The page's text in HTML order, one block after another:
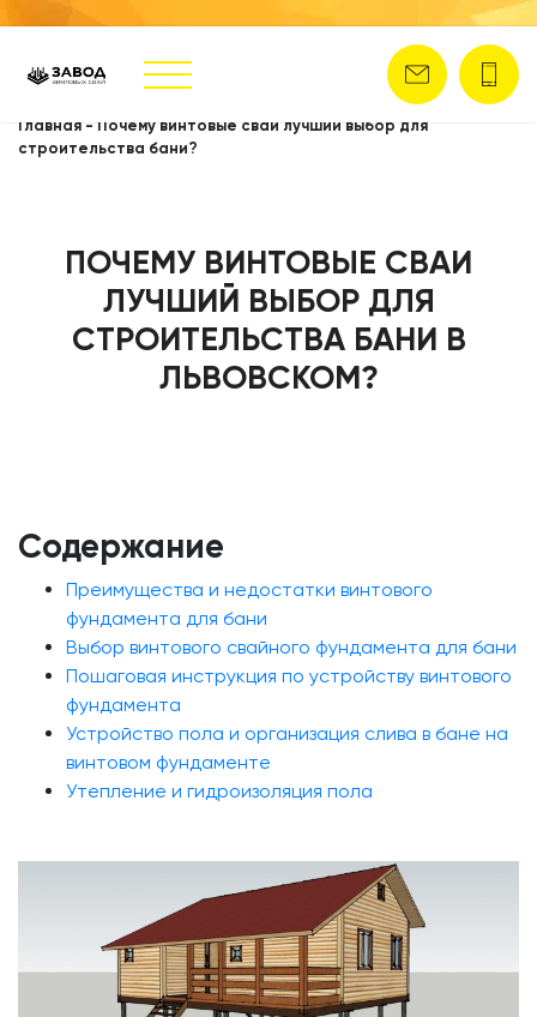
Главная - Почему винтовые сваи лучший выбор для
строительства бани?
ПОЧЕМУ ВИНТОВЫЕ СВАИ
ЛУЧШИЙ ВЫБОР ДЛЯ
СТРОИТЕЛЬСТВА БАНИ В
ЛЬВОВСКОМ?
Содержание
Преимущества и недостатки винтового
фундамента для бани
Выбор винтового свайного фундамента для бани
Пошаговая инструкция по устройству винтового
фундамента
Устройство пола и организация слива в бане на
винтовом фундаменте
Утепление и гидроизоляция пола